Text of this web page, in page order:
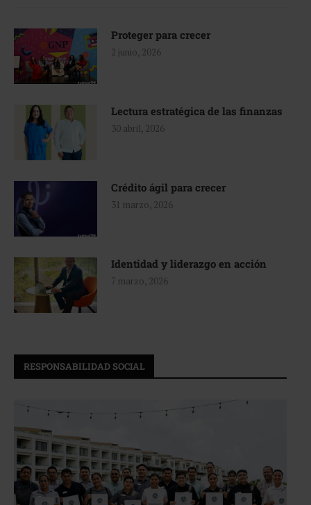
Proteger para crecer
2 junio, 2026
Lectura estratégica de las finanzas
30 abril, 2026
Crédito ágil para crecer
31 marzo, 2026
Identidad y liderazgo en acción
7 marzo, 2026
RESPONSABILIDAD SOCIAL